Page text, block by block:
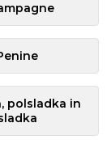
polsladka in